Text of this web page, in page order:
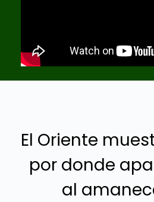
El Oriente
por donde
al